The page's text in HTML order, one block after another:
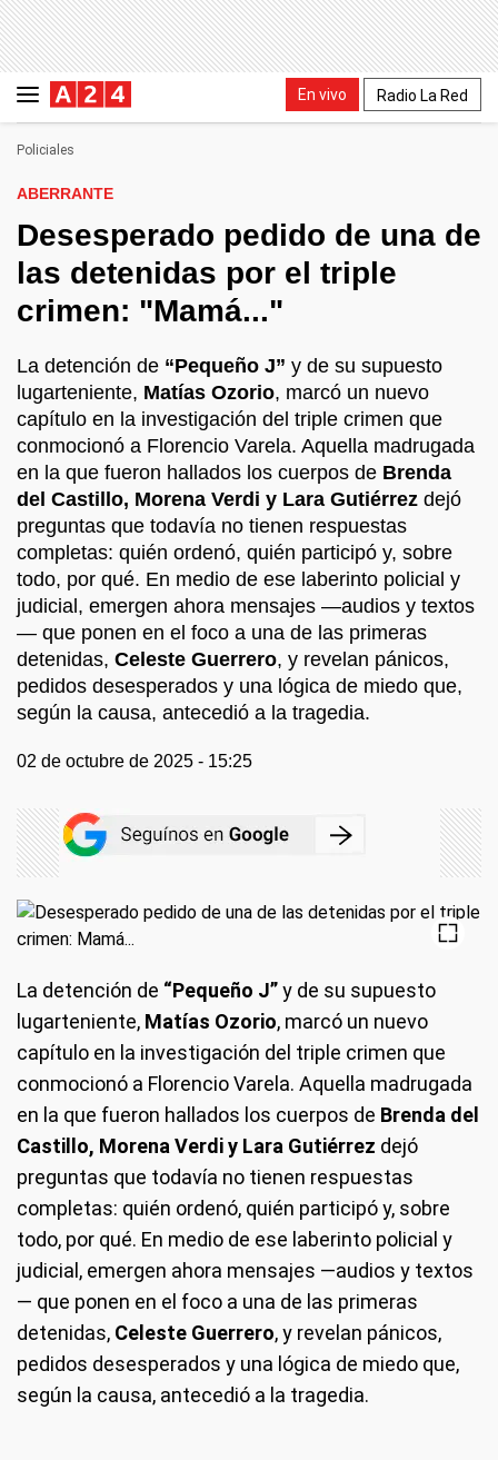
En vivo Radio La Red
Policiales
ABERRANTE
Desesperado pedido de una de
las detenidas por el triple
crimen: "Mamá..."
La detención de “Pequeño J” y de su supuesto
lugarteniente, Matías Ozorio, marcó un nuevo
capítulo en la investigación del triple crimen que
conmocionó a Florencio Varela. Aquella madrugada
en la que fueron hallados los cuerpos de Brenda
del Castillo, Morena Verdi y Lara Gutiérrez dejó
preguntas que todavía no tienen respuestas
completas: quién ordenó, quién participó y, sobre
todo, por qué. En medio de ese laberinto policial y
judicial, emergen ahora mensajes —audios y textos
— que ponen en el foco a una de las primeras
detenidas, Celeste Guerrero, y revelan pánicos,
pedidos desesperados y una lógica de miedo que,
según la causa, antecedió a la tragedia.
02 de octubre de 2025 - 15:25
La detención de “Pequeño J”y de su supuesto
lugarteniente, Matías Ozorio, marcó un nuevo
capítulo en la investigación del triple crimen que
conmocionó a Florencio Varela. Aquella madrugada
en la que fueron hallados los cuerpos de Brenda del
Castillo, Morena Verdi y Lara Gutiérrez dejó
preguntas que todavía no tienen respuestas
completas: quién ordenó, quién participó y, sobre
todo, por qué. En medio de ese laberinto policial y
judicial, emergen ahora mensajes —audios y textos
— que ponen en el foco a una de las primeras
detenidas, Celeste Guerrero, y revelan pánicos,
pedidos desesperados y una lógica de miedo que,
según la causa, antecedió a la tragedia.